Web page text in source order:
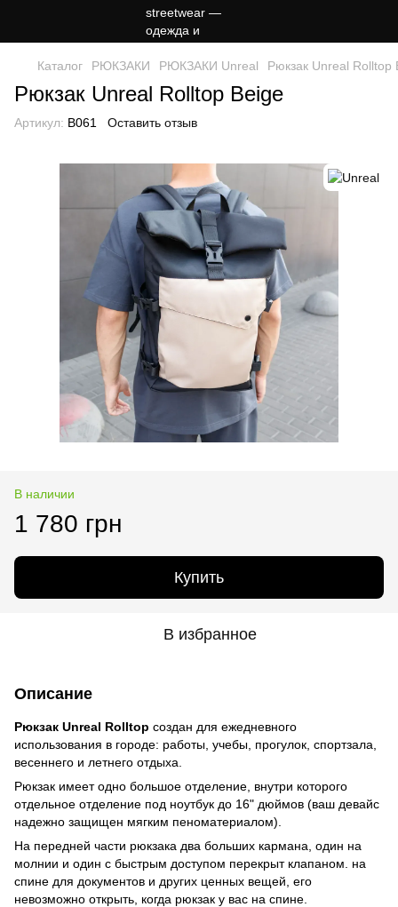
Каталог РЮКЗАКИ РЮКЗАКИ Unreal Рюкзак Unreal Rolltop
Рюкзак Unreal Rolltop Beige
Артикул: B061 Оставить отзыв
В наличии
1 780 грн
Купить
В избранное
Описание
Рюкзак Unreal Rolltop создан для ежедневного
использования в городе: работы, учебы, прогулок, спортзала,
весеннего и летнего отдыха.
Рюкзак имеет одно большое отделение, внутри которого
отдельное отделение под ноутбук до 16" дюймов (ваш девайс
надежно защищен мягким пеноматериалом).
На передней части рюкзака два больших кармана, один на
молнии и один с быстрым доступом перекрыт клапаном. на
спине для документов и других ценных вещей, его
невозможно открыть, когда рюкзак у вас на спине.